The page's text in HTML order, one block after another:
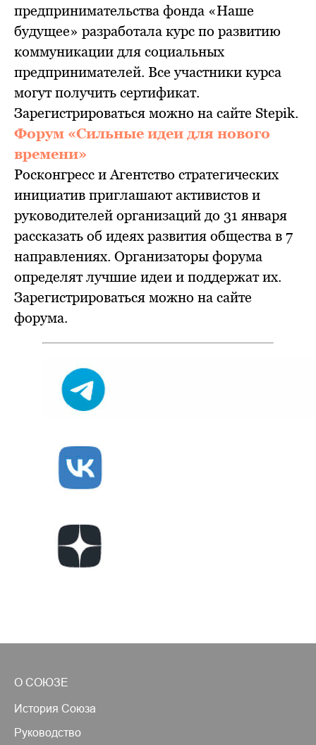
предпринимательства фонда «Наше
будущее» разработала курс по развитию
коммуникации для социальных
предпринимателей. Все участники курса
могут получить сертификат.
Зарегистрироваться можно на сайте Stepik.
Форум «Сильные идеи для нового
времени»
Росконгресс и Агентство стратегических
инициатив приглашают активистов и
руководителей организаций до 31 января
рассказать об идеях развития общества в 7
направлениях. Организаторы форума
определят лучшие идеи и поддержат их.
Зарегистрироваться можно на сайте
форума.
О СОЮЗЕ
История Союза
Руководство